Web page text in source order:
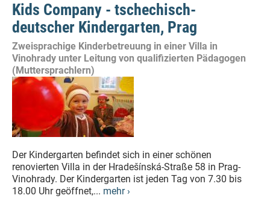
Kids Company - tschechisch-
deutscher Kindergarten, Prag
Zweisprachige Kinderbetreuung in einer Villa in
Vinohrady unter Leitung von qualifizierten Pädagogen
(Muttersprachlern)
Der Kindergarten befindet sich in einer schönen
renovierten Villa in der Hradešínská-Straße 58 in Prag-
Vinohrady. Der Kindergarten ist jeden Tag von 7.30 bis
18.00 Uhr geöffnet,... mehr ›